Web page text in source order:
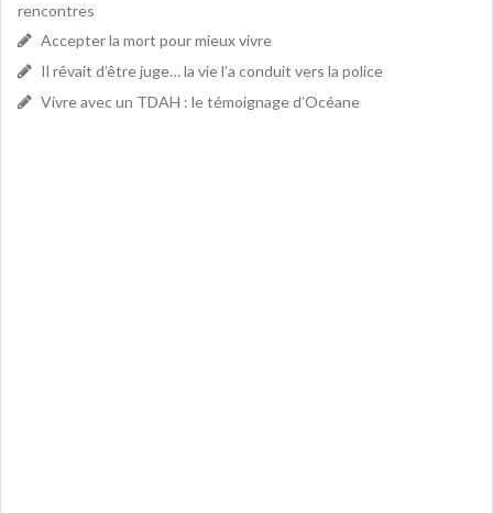
rencontres
Accepter la mort pour mieux vivre
Il rêvait d’être juge… la vie l’a conduit vers la police
Vivre avec un TDAH : le témoignage d’Océane